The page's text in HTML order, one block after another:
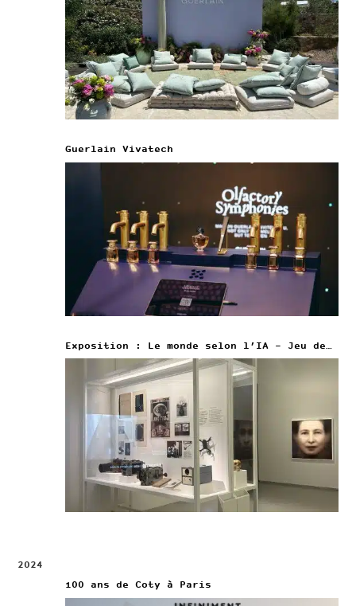
Guerlain Vivatech
Exposition : Le monde selon l’IA – Jeu de Paume
2024
100 ans de Coty à Paris